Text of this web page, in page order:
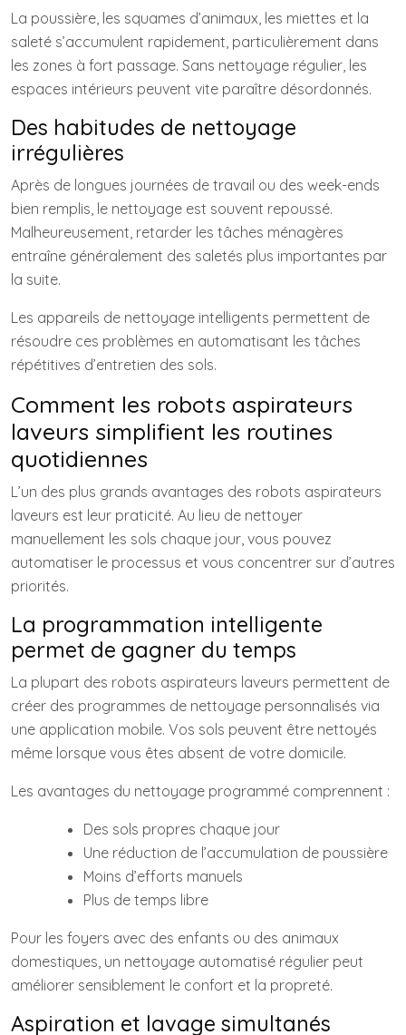
La poussière, les squames d’animaux, les miettes et la
saleté s’accumulent rapidement, particulièrement dans
les zones à fort passage. Sans nettoyage régulier, les
espaces intérieurs peuvent vite paraître désordonnés.
Des habitudes de nettoyage
irrégulières
Après de longues journées de travail ou des week-ends
bien remplis, le nettoyage est souvent repoussé.
Malheureusement, retarder les tâches ménagères
entraîne généralement des saletés plus importantes par
la suite.
Les appareils de nettoyage intelligents permettent de
résoudre ces problèmes en automatisant les tâches
répétitives d’entretien des sols.
Comment les robots aspirateurs
laveurs simplifient les routines
quotidiennes
L’un des plus grands avantages des robots aspirateurs
laveurs est leur praticité. Au lieu de nettoyer
manuellement les sols chaque jour, vous pouvez
automatiser le processus et vous concentrer sur d’autres
priorités.
La programmation intelligente
permet de gagner du temps
La plupart des robots aspirateurs laveurs permettent de
créer des programmes de nettoyage personnalisés via
une application mobile. Vos sols peuvent être nettoyés
même lorsque vous êtes absent de votre domicile.
Les avantages du nettoyage programmé comprennent :
Des sols propres chaque jour
Une réduction de l’accumulation de poussière
Moins d’efforts manuels
Plus de temps libre
Pour les foyers avec des enfants ou des animaux
domestiques, un nettoyage automatisé régulier peut
améliorer sensiblement le confort et la propreté.
Aspiration et lavage simultanés